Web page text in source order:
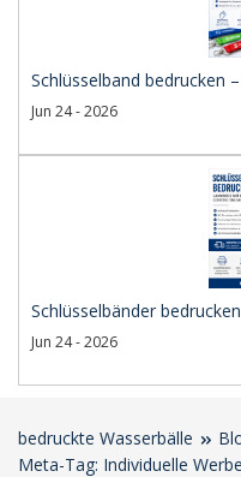
Schlüsselband bedrucken
Jun 24 - 2026
Schlüsselbänder
Jun 24 - 2026
bedruckte Wasserbälle
Meta-Tag: Individuelle